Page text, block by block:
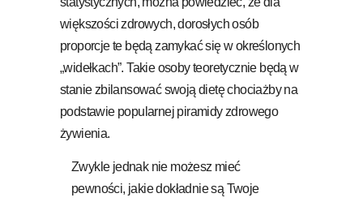
większości zdrowych, dorosłych osób
proporcje te będą zamykać się w określonych
„widełkach”. Takie osoby teoretycznie będą w
stanie zbilansować swoją dietę chociażby na
podstawie popularnej piramidy zdrowego
żywienia.
Zwykle jednak nie możesz mieć
pewności, jakie dokładnie są Twoje